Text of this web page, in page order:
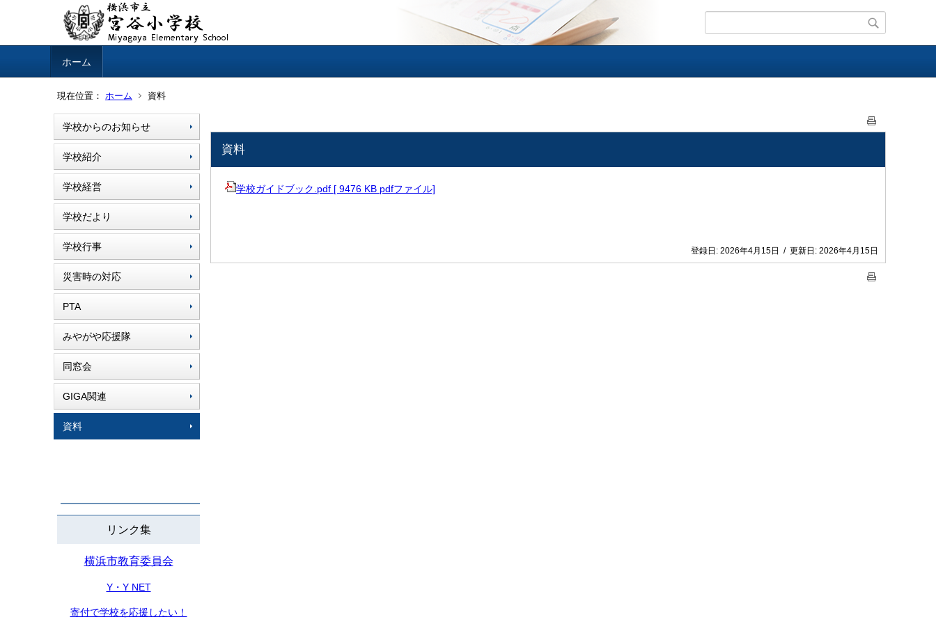
ホーム
現在位置： ホーム 資料
学校からのお知らせ
学校紹介
学校経営
学校だより
学校行事
災害時の対応
PTA
みやがや応援隊
同窓会
GIGA関連
資料
リンク集
横浜市教育委員会
Y・Y NET
寄付で学校を応援したい！
資料
学校ガイドブック.pdf [ 9476 KB pdfファイル]
登録日: 2026年4月15日 / 更新日: 2026年4月15日